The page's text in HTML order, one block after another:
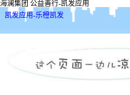
海澜集团 公益善行-凯发应用
凯发应用-乐橙凯发